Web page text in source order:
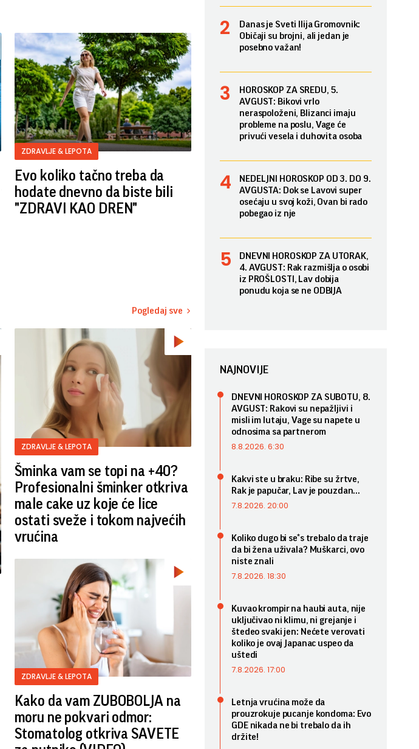
ZDRAVLJE & LEPOTA
Evo koliko tačno treba da
hodate dnevno da biste bili
"ZDRAVI KAO DREN"
Pogledaj sve
ZDRAVLJE & LEPOTA
Šminka vam se topi na +40?
Profesionalni šminker otkriva
male cake uz koje će lice
ostati sveže i tokom najvećih
vrućina
ZDRAVLJE & LEPOTA
Kako da vam ZUBOBOLJA na
moru ne pokvari odmor:
Stomatolog otkriva SAVETE
Danas je Sveti Ilija Gromovnik:
Običaji su brojni, ali jedan je
posebno važan!
HOROSKOP ZA SREDU, 5.
AVGUST: Bikovi vrlo
neraspoloženi, Blizanci imaju
probleme na poslu, Vage će
privući vesela i duhovita osoba
NEDELJNI HOROSKOP OD 3. DO 9.
AVGUSTA: Dok se Lavovi super
osećaju u svoj koži, Ovan bi rado
pobegao iz nje
DNEVNI HOROSKOP ZA UTORAK,
4. AVGUST: Rak razmišlja o osobi
iz PROŠLOSTI, Lav dobija
ponudu koja se ne ODBIJA
NAJNOVIJE
DNEVNI HOROSKOP ZA SUBOTU, 8.
AVGUST: Rakovi su nepažljivi i
misli im lutaju, Vage su napete u
odnosima sa partnerom
8.8.2026. 6:30
Kakvi ste u braku: Ribe su žrtve,
Rak je papučar, Lav je pouzdan...
7.8.2026. 20:00
Koliko dugo bi se*s trebalo da traje
da bi žena uživala? Muškarci, ovo
niste znali
7.8.2026. 18:30
Kuvao krompir na haubi auta, nije
uključivao ni klimu, ni grejanje i
štedeo svaki jen: Nećete verovati
koliko je ovaj Japanac uspeo da
uštedi
7.8.2026. 17:00
Letnja vrućina može da
prouzrokuje pucanje kondoma: Evo
GDE nikada ne bi trebalo da ih
držite!